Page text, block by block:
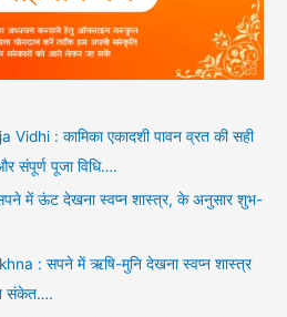
: कामिका एकादशी पावन व्रत की सही
संपूर्ण पूजा विधि….
में ऊंट देखना स्वप्न शास्त्र, के अनुसार शुभ-
: सपने में ऋषि-मुनि देखना स्वप्न शास्त्र
संकेत….